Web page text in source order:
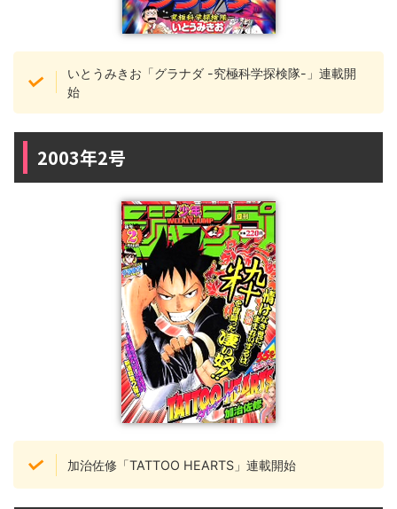
いとうみきお「グラナダ -究極科学探検隊-」連載開
始
2003年2号
加治佐修「TATTOO HEARTS」連載開始